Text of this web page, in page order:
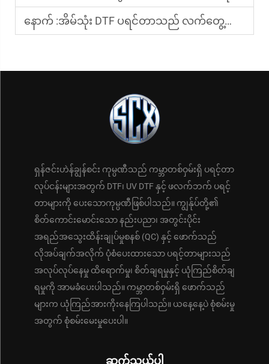
နောက် :အိမ်သုံး DTF ပရင်တာသည် လက်တွေ့ကျပါသလား။
ရှန်ဇင်းဟဲန်ချွန်စင်း ကုမ္ပဏီသည် ကမ္ဘာတစ်ဝှမ်းရှိ ပရင့်တာ
လုပ်ငန်းများအတွက် DTF၊ UV DTF နှင့် ဖလက်ဘက် ပရင့်
တာများကို ပေးသောကုမ္ပဏီဖြစ်ပါသည်။ ကျွန်ုပ်တို့၏
စိတ်ကောင်းမောင်းသော နည်းပညာ၊ အတွင်းပိုင်း
အရည်အသွေးထိန်းချုပ်မှုစနစ် (QC) နှင့် ဖောက်သည်
လိုအပ်ချက်အလိုက် ပုံစံပေးထားသော ပရင့်တာများသည်
အလုပ်လုပ်နေမှု ထိရောက်မှု၊ စိတ်ချရမှုနှင့် ယုံကြည်စိတ်ချ
ရမှုကို အာမခံပေးပါသည်။ ကမ္ဘာတစ်ဝှမ်းရှိ ဖောက်သည်
များက ယုံကြည်အားကိုးနေကြပါသည်။ ယနေ့နေ့ပဲ စုံစမ်းမှု
အတွက် စုံစမ်းမေးမှုပေးပါ။
ဆက်သွယ်ပါ